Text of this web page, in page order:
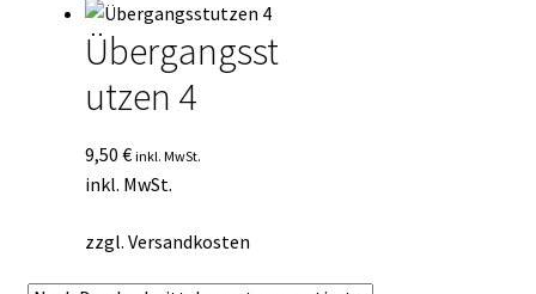
Übergangsst
utzen 4
9,50 € inkl. MwSt.
inkl. MwSt.
zzgl. Versandkosten